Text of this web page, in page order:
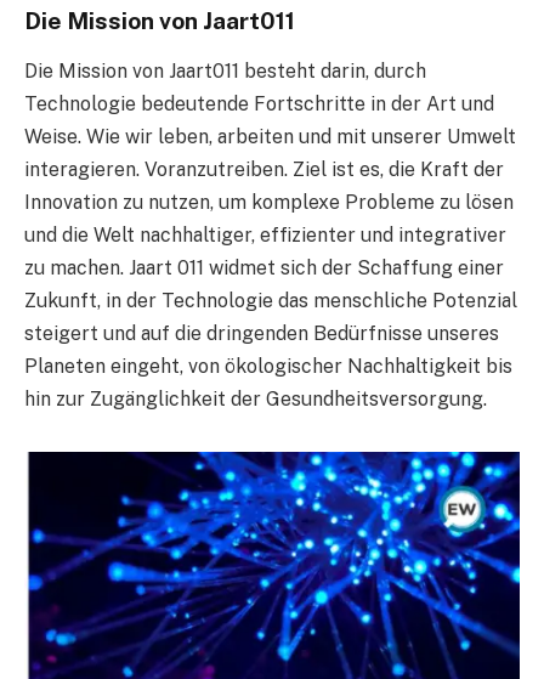
Die Mission von Jaart011
Die Mission von Jaart011 besteht darin, durch
Technologie bedeutende Fortschritte in der Art und
Weise. Wie wir leben, arbeiten und mit unserer Umwelt
interagieren. Voranzutreiben. Ziel ist es, die Kraft der
Innovation zu nutzen, um komplexe Probleme zu lösen
und die Welt nachhaltiger, effizienter und integrativer
zu machen. Jaart 011 widmet sich der Schaffung einer
Zukunft, in der Technologie das menschliche Potenzial
steigert und auf die dringenden Bedürfnisse unseres
Planeten eingeht, von ökologischer Nachhaltigkeit bis
hin zur Zugänglichkeit der Gesundheitsversorgung.